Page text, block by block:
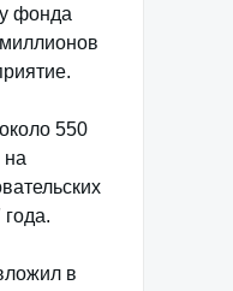
фонда
550
на
в